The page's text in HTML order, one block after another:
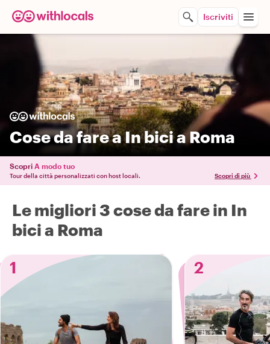
Iscriviti
Cose da fare a In bici a Roma
Scopri A modo tuo
Tour della città personalizzati con host locali. Scopri di più
Le migliori 3 cose da fare in In
bici a Roma
1
2